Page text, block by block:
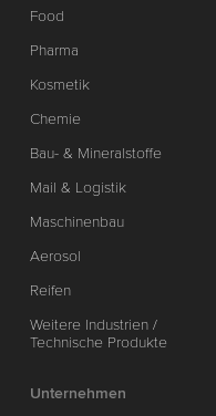
Food
Pharma
Kosmetik
Chemie
Bau- & Mineralstoffe
Mail & Logistik
Maschinenbau
Aerosol
Reifen
Weitere Industrien /
Technische Produkte
Unternehmen